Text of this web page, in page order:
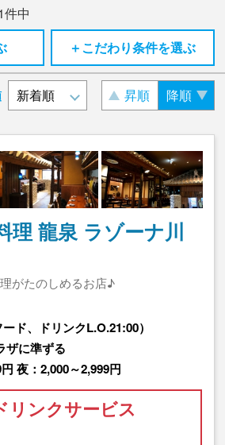
件中
＋こだわり条件を選ぶ
昇順 降順
理 龍泉 ラゾーナ川
がたのしめるお店♪
ド、ドリンクL.O.21:00）
ザに準ずる
夜：2,000～2,999円
リンクサービス